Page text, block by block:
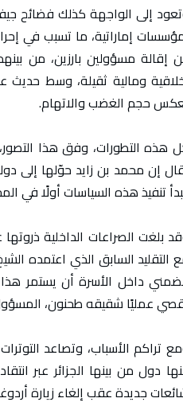
إلى الواجهة كذلك فضائح
إماراتية، ما تسبب في
إقالة مسؤولين بارزين، من
ومالية ثقيلة، وسط
حجم الغضب والاتهام.
هذه التطورات، وفق هذا
إن محمد بن زايد حوّلها إلى
تنفيذ هذه السياسات أولًا في
بلغت الصراعات الداخلية
التقليد السابق الذي اعتمده
داخل الأسرة أن يستمر هذا
عمليًا شقيقه طحنون،
تراكم الأسباب، وتصاعد
دول من بينها الجزائر عبر
جديدة عقب إلغاء زيارة